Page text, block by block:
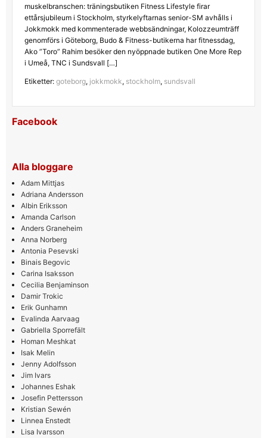
muskelbranschen: träningsbutiken Fitness Lifestyle firar
ettårsjubileum i Stockholm, styrkelyftarnas senior-SM avhålls i
Jokkmokk med kommenterade webbsändningar, Kolozzeumträff
genomförs i Göteborg, Budo & Fitness-butikerna har fitnessdag,
Ako ”Toro” Rahim besöker den nyöppnade butiken One More Rep
i Umeå, TNC i Sundsvall […]
Etiketter: goteborg, jokkmokk, stockholm, sundsvall
Facebook
Alla bloggare
Adam Mittjas
Adriana Andersson
Albin Eriksson
Amanda Carlson
Anders Graneheim
Anna Norberg
Antonia Pesevski
Binais Begovic
Carina Isaksson
Cecilia Benjaminson
Damir Trokic
Erik Gunhamn
Evalinda Aarvaag
Gabriella Sporrefält
Homan Meshkat
Isak Melin
Jenny Adolfsson
Jim Ivars
Johannes Eshak
Josefin Pettersson
Kristian Sewén
Linnea Enstedt
Lisa Ivarsson